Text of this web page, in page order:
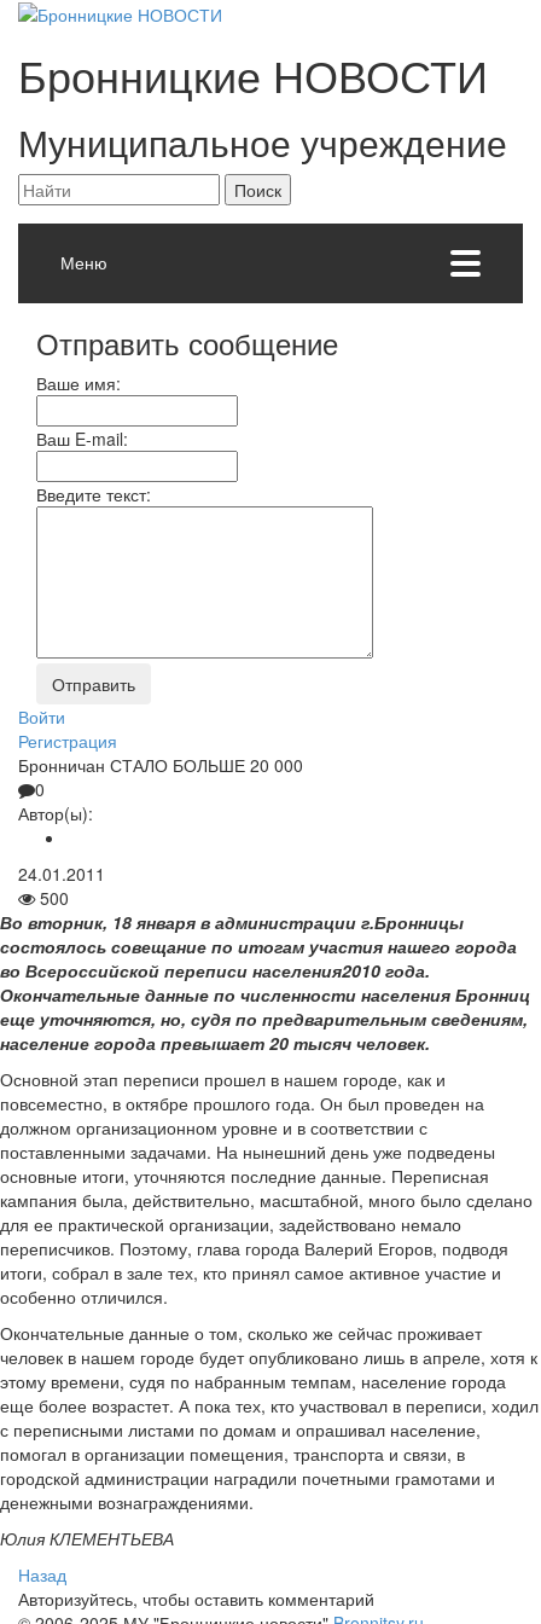
Бронницкие НОВОСТИ
Муниципальное учреждение
Меню
Отправить сообщение
Ваше имя:
Ваш E-mail:
Введите текст:
Войти
Регистрация
Бронничан СТАЛО БОЛЬШЕ 20 000
0
Автор(ы):
24.01.2011
500
Во вторник, 18 января в администрации г.Бронницы
состоялось совещание по итогам участия нашего города
во Всероссийской переписи населения2010 года.
Окончательные данные по численности населения Бронниц
еще уточняются, но, судя по предварительным сведениям,
население города превышает 20 тысяч человек.
Основной этап переписи прошел в нашем городе, как и
повсеместно, в октябре прошлого года. Он был проведен на
должном организационном уровне и в соответствии с
поставленными задачами. На нынешний день уже подведены
основные итоги, уточняются последние данные. Переписная
кампания была, действительно, масштабной, много было сделано
для ее практической организации, задействовано немало
переписчиков. Поэтому, глава города Валерий Егоров, подводя
итоги, собрал в зале тех, кто принял самое активное участие и
особенно отличился.
Окончательные данные о том, сколько же сейчас проживает
человек в нашем городе будет опубликовано лишь в апреле, хотя к
этому времени, судя по набранным темпам, население города
еще более возрастет. А пока тех, кто участвовал в переписи, ходил
с переписными листами по домам и опрашивал население,
помогал в организации помещения, транспорта и связи, в
городской администрации наградили почетными грамотами и
денежными вознаграждениями.
Юлия КЛЕМЕНТЬЕВА
Назад
Авторизуйтесь, чтобы оставить комментарий